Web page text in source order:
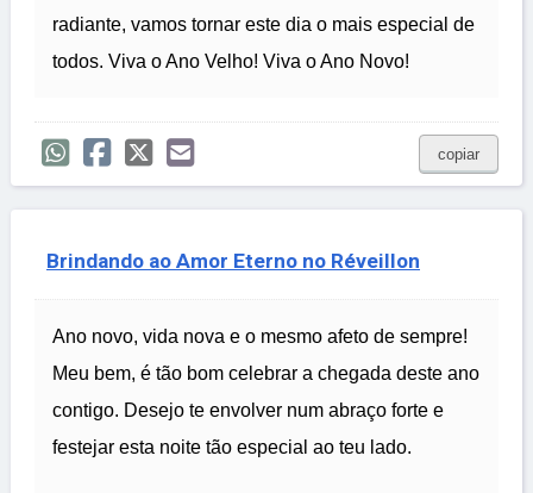
radiante, vamos tornar este dia o mais especial de
todos. Viva o Ano Velho! Viva o Ano Novo!
copiar
Brindando ao Amor Eterno no Réveillon
Ano novo, vida nova e o mesmo afeto de sempre!
Meu bem, é tão bom celebrar a chegada deste ano
contigo. Desejo te envolver num abraço forte e
festejar esta noite tão especial ao teu lado.